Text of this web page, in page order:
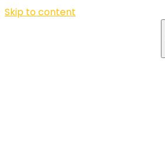
Skip to content